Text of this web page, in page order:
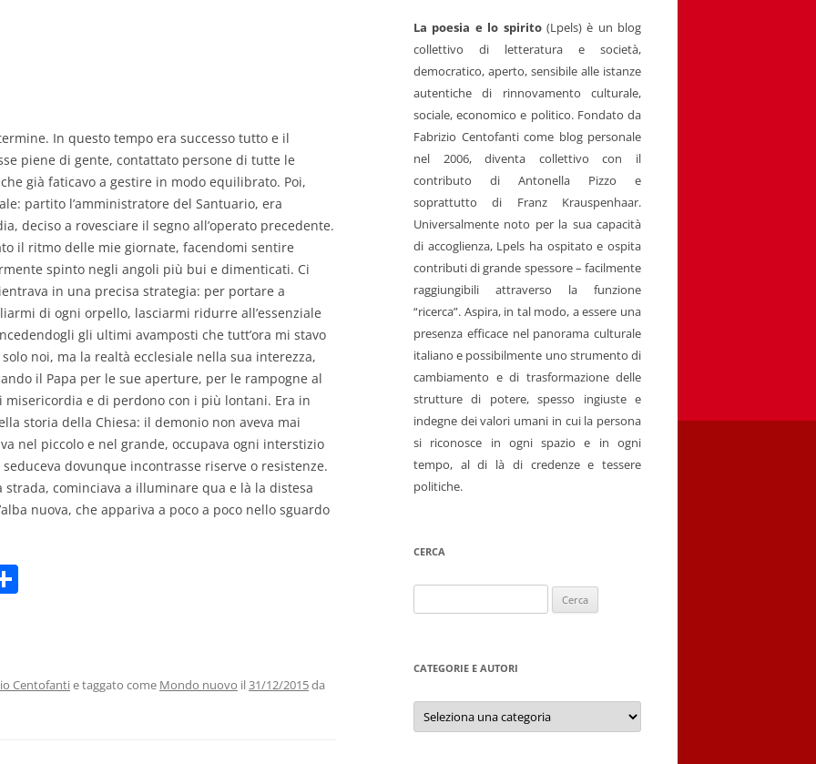
MARINO MAGLIANI
MATTEO TELARA
MONICA MAZZITELLI
PASQUALE VITAGLIANO
RICCARDO FERRAZZI
ROBERTO PLEVANO
STEFANIE GOLISCH
In questo tempo era successo tutto e il
piene di gente, contattato persone di tutte le
già faticavo a gestire in modo equilibrato. Poi,
partito l’amministratore del Santuario, era
deciso a rovesciare il segno all’operato precedente.
il ritmo delle mie giornate, facendomi sentire
spinto negli angoli più bui e dimenticati. Ci
in una precisa strategia: per portare a
di ogni orpello, lasciarmi ridurre all’essenziale
gli ultimi avamposti che tutt’ora mi stavo
noi, ma la realtà ecclesiale nella sua interezza,
il Papa per le sue aperture, per le rampogne al
misericordia e di perdono con i più lontani. Era in
storia della Chiesa: il demonio non aveva mai
nel piccolo e nel grande, occupava ogni interstizio
dovunque incontrasse riserve o resistenze.
strada, cominciava a illuminare qua e là la distesa
nuova, che appariva a poco a poco nello sguardo
vi
Centofantie taggato come Mondo nuovo il31/12/2015da
La poesia e lo spirito(Lpels) è un blog
collettivo di letteratura e società,
democratico, aperto, sensibile alle istanze
autentiche di rinnovamento culturale,
sociale, economico e politico. Fondato da
Fabrizio Centofanti come blog personale
nel 2006, diventa collettivo con il
contributo di Antonella Pizzo e
soprattutto di Franz Krauspenhaar.
Universalmente noto per la sua capacità
di accoglienza, Lpels ha ospitato e ospita
contributi di grande spessore – facilmente
raggiungibili attraverso la funzione
“ricerca”. Aspira, in tal modo, a essere una
presenza efficace nel panorama culturale
italiano e possibilmente uno strumento di
cambiamento e di trasformazione delle
strutture di potere, spesso ingiuste e
indegne dei valori umani in cui la persona
si riconosce in ogni spazio e in ogni
tempo, al di là di credenze e tessere
politiche.
CERCA
per:
CATEGORIE E AUTORI
Categorie
autori